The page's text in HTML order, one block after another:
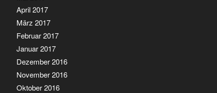
April 2017
März 2017
Februar 2017
Januar 2017
Dezember 2016
November 2016
Oktober 2016